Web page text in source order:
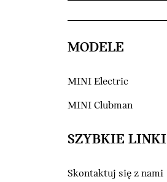
MODELE
MINI Electric
MINI Clubman
SZYBKIE LINKI
Skontaktuj się z nami